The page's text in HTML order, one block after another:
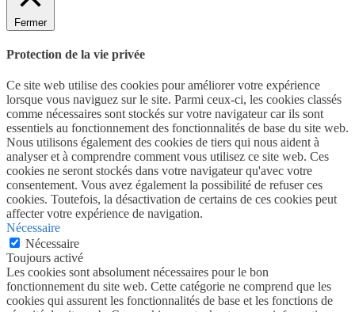
Fermer
Protection de la vie privée
Ce site web utilise des cookies pour améliorer votre expérience
lorsque vous naviguez sur le site. Parmi ceux-ci, les cookies classés
comme nécessaires sont stockés sur votre navigateur car ils sont
essentiels au fonctionnement des fonctionnalités de base du site web.
Nous utilisons également des cookies de tiers qui nous aident à
analyser et à comprendre comment vous utilisez ce site web. Ces
cookies ne seront stockés dans votre navigateur qu'avec votre
consentement. Vous avez également la possibilité de refuser ces
cookies. Toutefois, la désactivation de certains de ces cookies peut
affecter votre expérience de navigation.
Nécessaire
Nécessaire
Toujours activé
Les cookies sont absolument nécessaires pour le bon
fonctionnement du site web. Cette catégorie ne comprend que les
cookies qui assurent les fonctionnalités de base et les fonctions de